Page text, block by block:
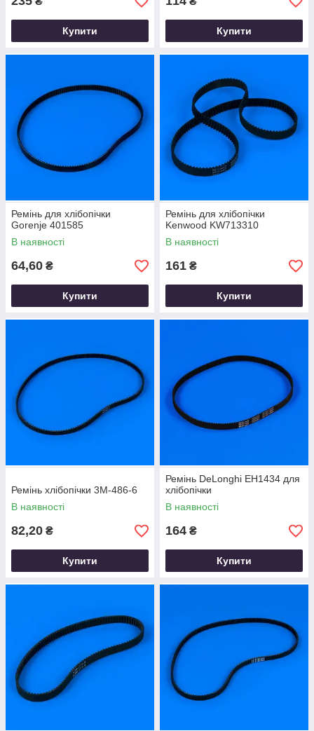
Купити Купити
Ремінь для хлібопічки
Gorenje 401585
В наявності
64,60 ₴
Купити
Ремінь для хлібопічки
Kenwood KW713310
В наявності
161 ₴
Купити
Ремінь хлібопічки 3M-486-6
В наявності
82,20 ₴
Купити
Ремінь DeLonghi EH1434 для
хлібопічки
В наявності
164 ₴
Купити